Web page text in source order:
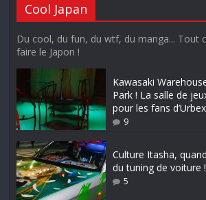
Cool Japan
Du cool, du fun, du wtf, du manga... Tout
faire le Japon !
Kawasaki
Park ! La salle de
pour les fans
9
Culture Itasha,
du tuning de voiture !
5